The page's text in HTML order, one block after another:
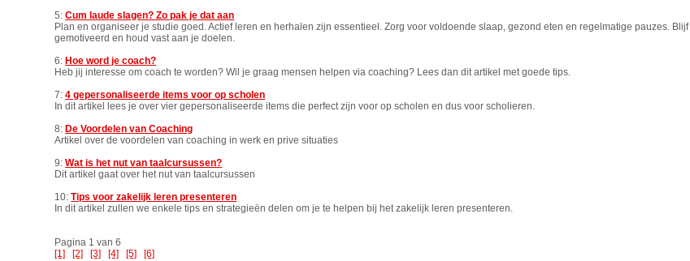
5:Cum laude slagen? Zo pak je dat aan
Plan en organiseer je studie goed. Actief leren en herhalen zijn essentieel. Zorg voor voldoende slaap, gezond eten en regelmatige pauzes. Blijf
gemotiveerd en houd vast aan je doelen.
6: Hoe word je coach?
Heb jij interesse om coach te worden? Wil je graag mensen helpen via coaching? Lees dan dit artikel met goede tips.
7:4 gepersonaliseerde items voor op scholen
In dit artikel lees je over vier gepersonaliseerde items die perfect zijn voor op scholen en dus voor scholieren.
8: De Voordelen van Coaching
Artikel over de voordelen van coaching in werk en prive situaties
9:Wat is het nut van taalcursussen?
Dit artikel gaat over het nut van taalcursussen
10:Tips voor zakelijk leren presenteren
In dit artikel zullen we enkele tips en strategieën delen om je te helpen bij het zakelijk leren presenteren.
Pagina 1 van 6
[1]
[2] [3] [4] [5] [6]